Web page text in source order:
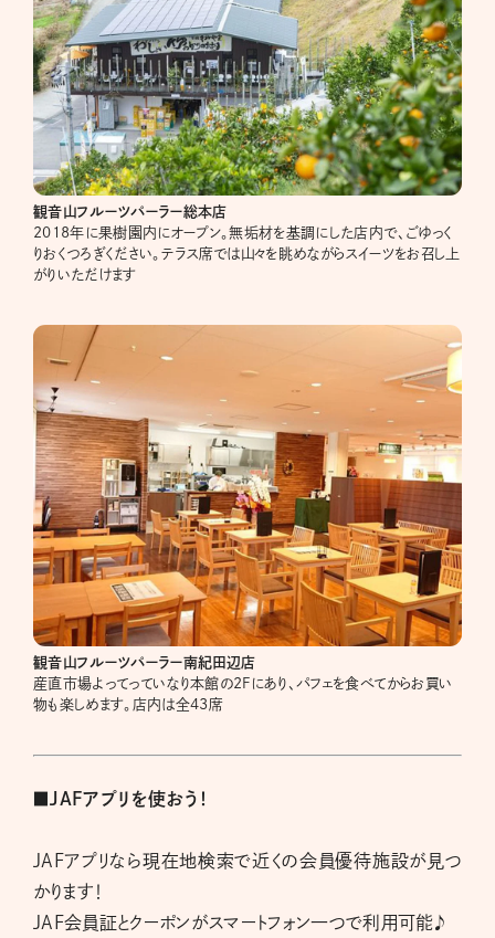
観音山フルーツパーラー総本店
2018年に果樹園内にオープン。無垢材を基調にした店内で、ごゆっく
りおくつろぎください。テラス席では山々を眺めながらスイーツをお召し上
がりいただけます
観音山フルーツパーラー南紀田辺店
産直市場よってっていなり本館の2Fにあり、パフェを食べてからお買い
物も楽しめます。店内は全43席
■JAFアプリを使おう！
JAFアプリなら現在地検索で近くの会員優待施設が見つ
かります！
JAF会員証とクーポンがスマートフォン一つで利用可能♪